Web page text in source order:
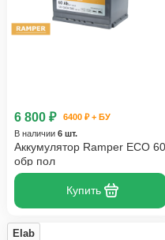
6 800 ₽
6400 ₽ + БУ
В наличии 6 шт.
Аккумулятор Ramper ECO 60
обр пол
Купить
Elab